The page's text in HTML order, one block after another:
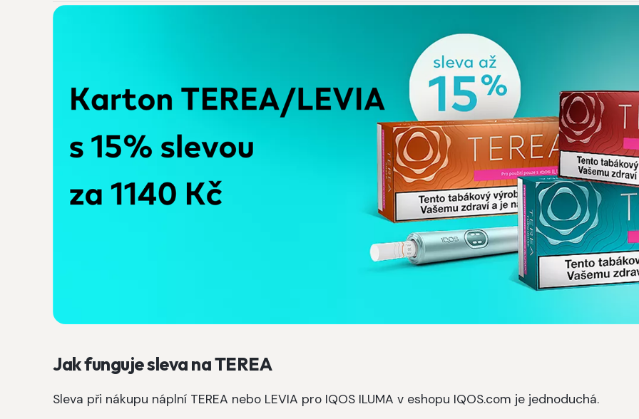
Jak funguje sleva na TEREA
Sleva při nákupu náplní TEREA nebo LEVIA pro IQOS ILUMA v eshopu IQOS.com je jednoduchá.